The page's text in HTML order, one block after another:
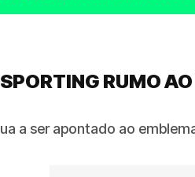
RUMO
a ser apontado ao